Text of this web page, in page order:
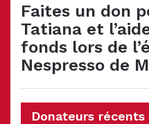
Faites un don
Tatiana et
fonds lors de
Nespresso de
Donateurs récents